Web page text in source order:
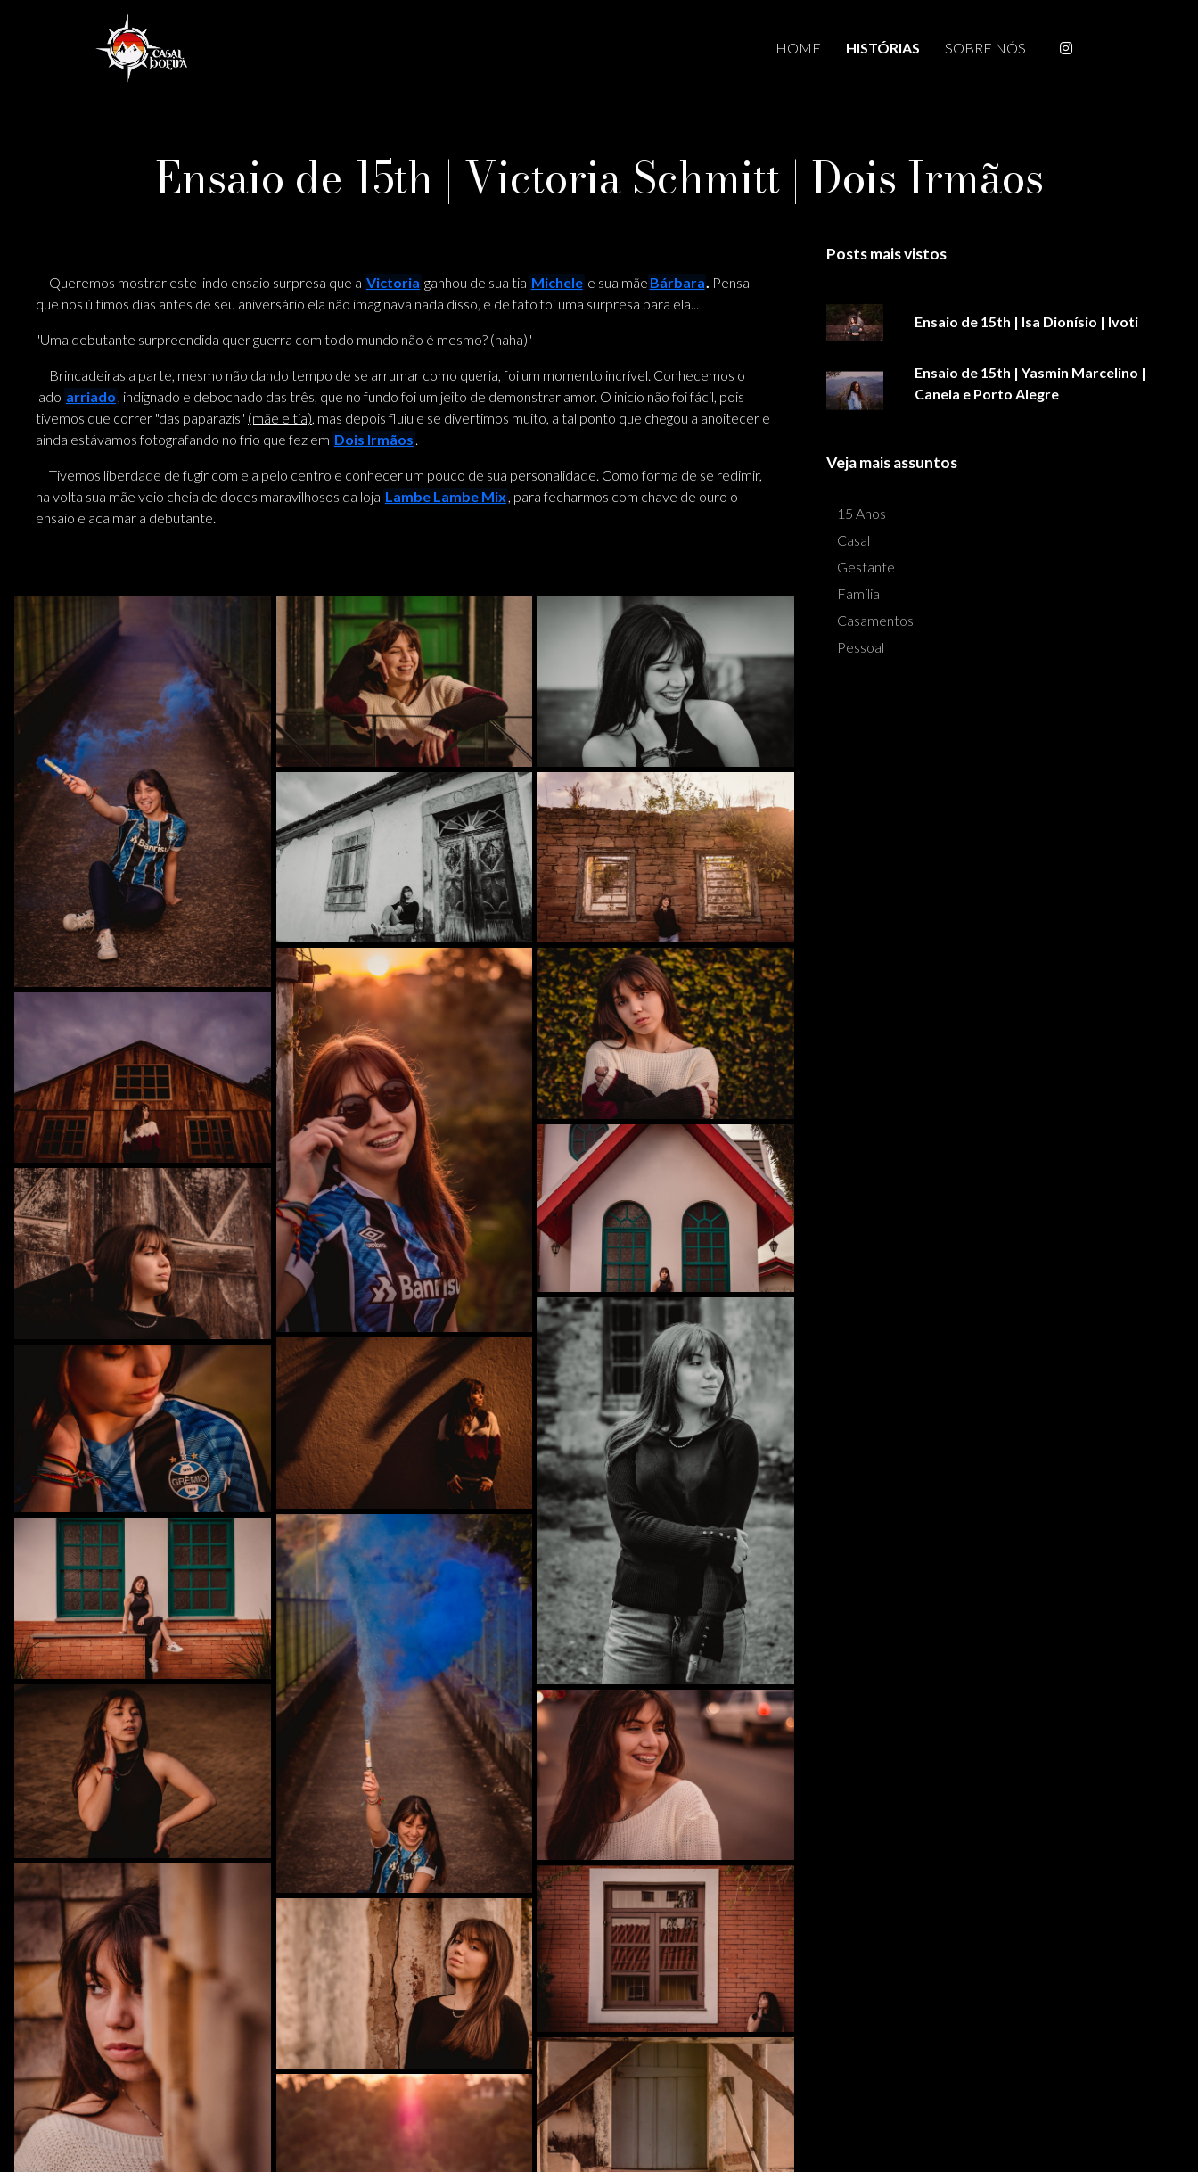
HOME HISTÓRIAS SOBRE NÓS
Ensaio de 15th | Victoria Schmitt | Dois Irmãos
Queremos mostrar este lindo ensaio surpresa que a Victoria ganhou de sua tia Michele e sua mãe Bárbara. Pensa
que nos últimos dias antes de seu aniversário ela não imaginava nada disso, e de fato foi uma surpresa para ela...
"Uma debutante surpreendida quer guerra com todo mundo não é mesmo? (haha)"
Brincadeiras a parte, mesmo não dando tempo de se arrumar como queria, foi um momento incrível. Conhecemos o
lado arriado , indignado e debochado das três, que no fundo foi um jeito de demonstrar amor. O inicio não foi fácil, pois
tivemos que correr "das paparazis" (mãe e tia), mas depois fluiu e se divertimos muito, a tal ponto que chegou a anoitecer e
ainda estávamos fotografando no frio que fez em Dois Irmãos .
Tivemos liberdade de fugir com ela pelo centro e conhecer um pouco de sua personalidade. Como forma de se redimir,
na volta sua mãe veio cheia de doces maravilhosos da loja Lambe Lambe Mix , para fecharmos com chave de ouro o
ensaio e acalmar a debutante.
Posts mais vistos
Ensaio de 15th | Isa Dionísio | Ivoti
Ensaio de 15th | Yasmin Marcelino |
Canela e Porto Alegre
Veja mais assuntos
15 Anos
Casal
Gestante
Família
Casamentos
Pessoal